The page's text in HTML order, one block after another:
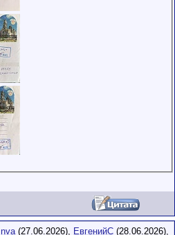
nva(27.06.2026), ЕвгенийС (28.06.2026),